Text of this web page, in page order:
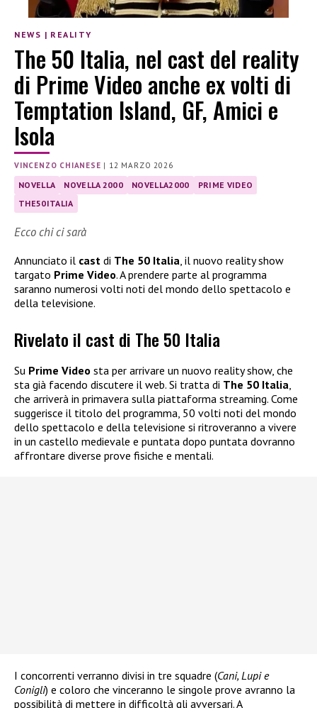
NEWS | REALITY
The 50 Italia, nel cast del reality
di Prime Video anche ex volti di
Temptation Island, GF, Amici e
Isola
VINCENZO CHIANESE | 12 MARZO 2026
NOVELLA NOVELLA 2000 NOVELLA2000
PRIME VIDEO
THE50ITALIA
Ecco chi ci sarà
Annunciato il cast di The 50 Italia, il nuovo reality show
targato Prime Video. A prendere parte al programma
saranno numerosi volti noti del mondo dello spettacolo e
della televisione.
Rivelato il cast di The 50 Italia
Su Prime Video sta per arrivare un nuovo reality show, che
sta già facendo discutere il web. Si tratta di The 50 Italia
che arriverà in primavera sulla piattaforma streaming. Come
suggerisce il titolo del programma, 50 volti noti del mondo
dello spettacolo e della televisione si ritroveranno a vivere
in un castello medievale e puntata dopo puntata dovranno
affrontare diverse prove fisiche e mentali.
I concorrenti verranno divisi in tre squadre (Cani, Lupi e
Conigli) e coloro che vinceranno le singole prove avranno la
possibilità di mettere in difficoltà gli avversari. A